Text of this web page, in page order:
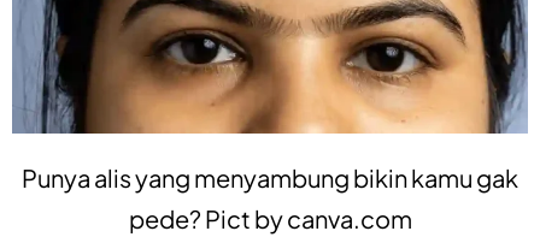
Punya alis yang menyambung bikin kamu gak
pede? Pict bycanva.com